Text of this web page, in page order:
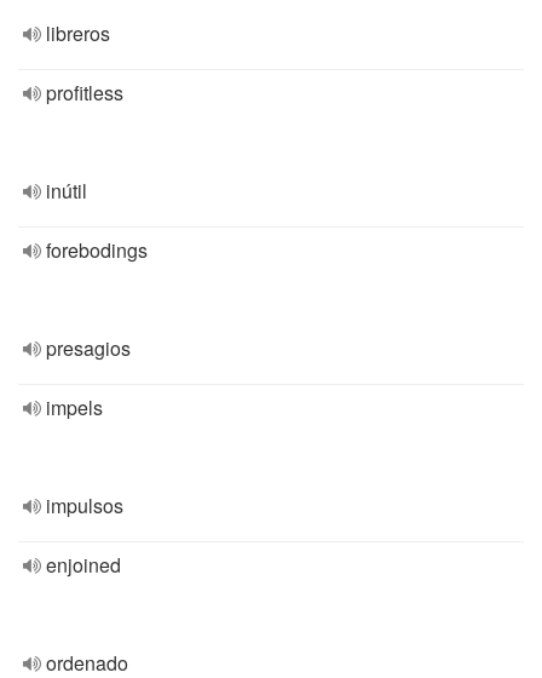
libreros
profitless
inútil
forebodings
presagios
impels
impulsos
enjoined
ordenado